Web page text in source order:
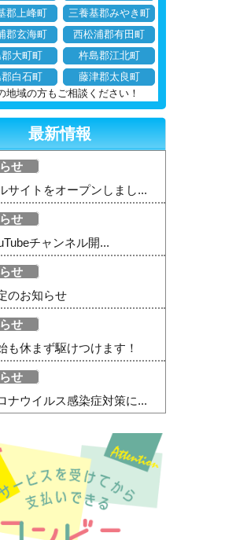
郡上峰町
三養基郡みやき町
郡玄海町
西松浦郡有田町
大町町
杵島郡江北町
白石町
藤津郡太良町
地域の方もご相談ください！
最新情報
せ
サイトをオープンしまし...
せ
チャンネル開...
せ
のお知らせ
せ
も休まず駆けつけます！
せ
ナウイルス感染症対策に...